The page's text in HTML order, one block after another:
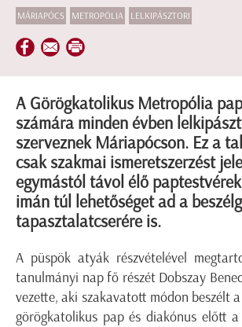
MÁRIAPÓCS METROPÓLIA LELKIPÁSZTORI
A Görögkatolikus Metropólia
számára minden évben
szerveznek Máriapócson. Ez a
csak szakmai ismeretszerzést
egymástól távol élő
imán túl lehetőséget ad a
tapasztalatcserére is.
A püspök atyák részvételével
tanulmányi nap fő részét Dobszay
vezette, aki szakavatott módon beszélt
görögkatolikus pap és diakónus előtt a